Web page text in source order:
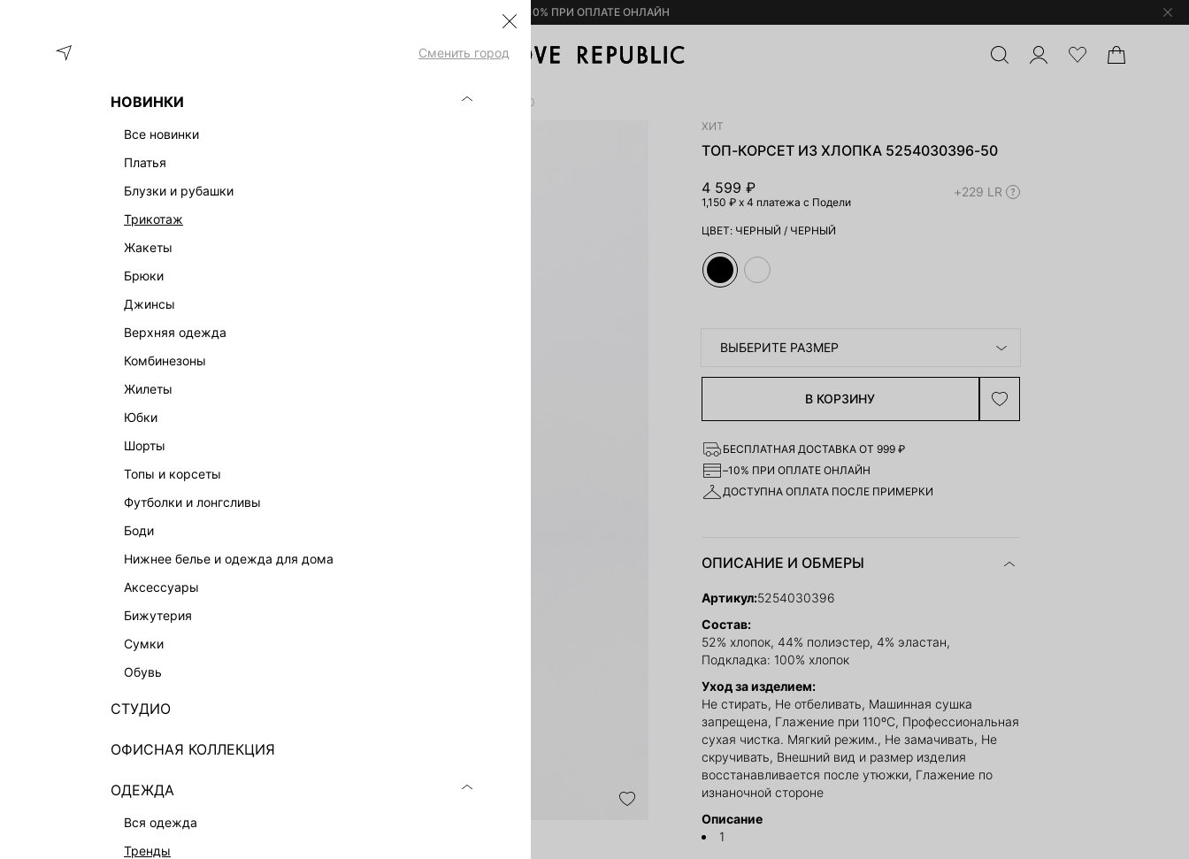
– 10% ПРИ ОПЛАТЕ ОНЛАЙН
Сменить город
НОВИНКИ
все новинки
платья
блузки и рубашки
трикотаж
жакеты
брюки
джинсы
верхняя одежда
комбинезоны
жилеты
юбки
шорты
топы и корсеты
футболки и лонгсливы
боди
нижнее белье и одежда для дома
аксессуары
бижутерия
сумки
обувь
СТУДИО
ОФИСНАЯ КОЛЛЕКЦИЯ
ОДЕЖДА
вся одежда
тренды
ОДЕЖДА
ТОП-КОРСЕТ ИЗ ХЛОПКА 5254030396-50
ХИТ
ТОП-КОРСЕТ ИЗ ХЛОПКА 5254030396-50
4 599 ₽
1,150 ₽ x 4 платежа с Подели
+229 LR
ЦВЕТ: ЧЕРНЫЙ / ЧЕРНЫЙ
ВЫБЕРИТЕ РАЗМЕР
В КОРЗИНУ
БЕСПЛАТНАЯ ДОСТАВКА ОТ 999 ₽
–10% ПРИ ОПЛАТЕ ОНЛАЙН
ДОСТУПНА ОПЛАТА ПОСЛЕ ПРИМЕРКИ
ОПИСАНИЕ И ОБМЕРЫ
Артикул:5254030396
Состав:
52% хлопок, 44% полиэстер, 4% эластан,
Подкладка: 100% хлопок
Уход за изделием:
Не стирать, Не отбеливать, Машинная сушка
запрещена, Глажение при 110ºС, Профессиональная
сухая чистка. Мягкий режим., Не замачивать, Не
скручивать, Внешний вид и размер изделия
восстанавливается после утюжки, Глажение по
изнаночной стороне
Описание
1